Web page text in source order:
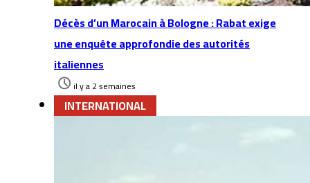
Décès d’un Marocain à Bologne : Rabat exige
une enquête approfondie des autorités
italiennes
il y a 2 semaines
INTERNATIONAL